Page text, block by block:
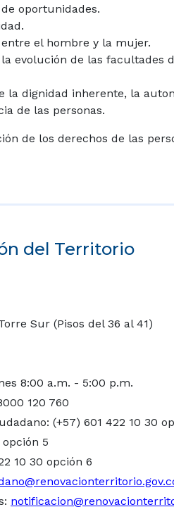
oportunidades.
el hombre y la mujer.
evolución de las facultades
la dignidad inherente, la
de las personas.
de los derechos de las
del Territorio
Sur (Pisos del 36 al 41)
8:00 a.m. - 5:00 p.m.
120 760
(+57) 601 422 10 30
opción 5
10 30 opción 6